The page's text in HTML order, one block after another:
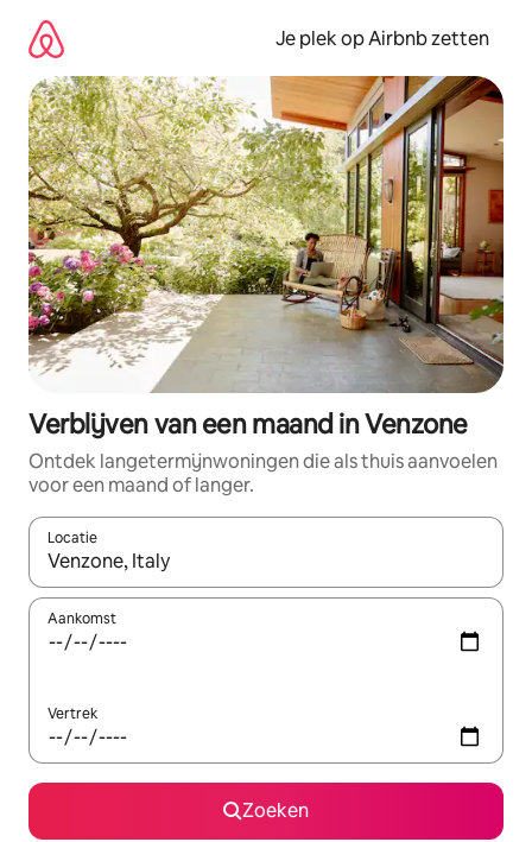
direct
naar
inhoud
Je plek op Airbnb zetten
Verblijven van een maand in Venzone
Ontdek langetermijnwoningen die als thuis aanvoelen
voor een maand of langer.
Locatie
Wanneer er resultaten beschikbaar zijn, maak je een keuze
Aankomst
Vertrek
Zoeken